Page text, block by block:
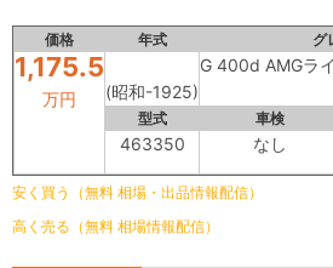
価格 年式 グ
1,175.5
万円 (昭和-1925)
G 400d AMGラ
型式 車検
463350 なし
安く買う（無料 相場・出品情報配信）
高く売る（無料 相場情報配信）